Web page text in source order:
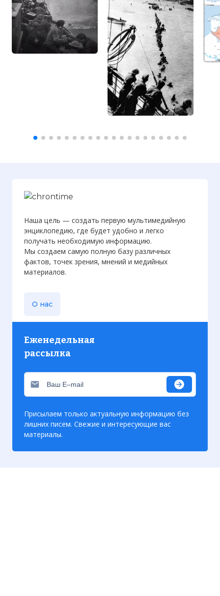
Наша цель — создать первую мультимедийную
энциклопедию, где будет удобно и легко
получать необходимую информацию.
Мы создаем самую полную базу различных
фактов, точек зрения, мнений и медийных
материалов.
О нас
Еженедельная
рассылка
Присылаем только актуальную информацию без
лишних писем. Свежие и интересующие вас
материалы.